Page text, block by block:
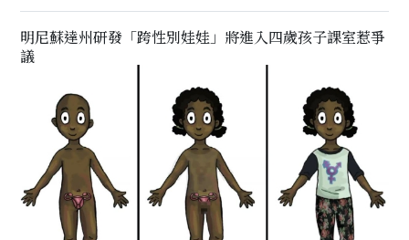
明尼蘇達州研發「跨性別娃娃」將進入四歲孩子課室惹爭
議